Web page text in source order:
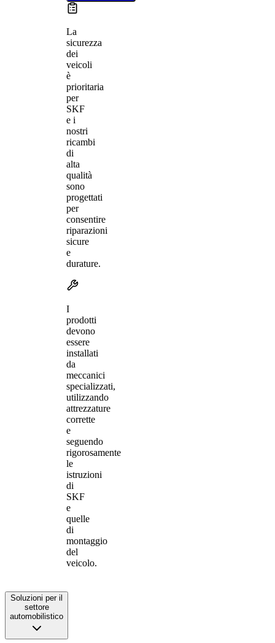
La
sicurezza
dei
veicoli
è
prioritaria
per
SKF
e i
nostri
ricambi
di
alta
qualità
sono
progettati
per
consentire
riparazioni
sicure
e
durature.
I
prodotti
devono
essere
installati
da
meccanici
specializzati,
utilizzando
attrezzature
corrette
e
seguendo
rigorosamente
le
istruzioni
di
SKF
e
quelle
di
montaggio
del
veicolo.
Soluzioni per il
settore
automobilistico